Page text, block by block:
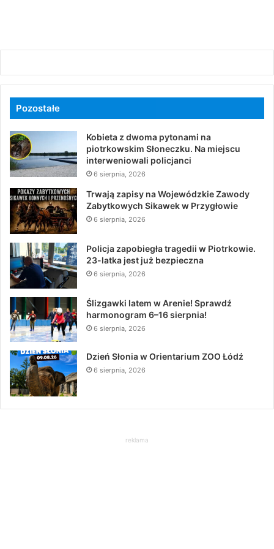
Pozostałe
Kobieta z dwoma pytonami na
piotrkowskim Słoneczku. Na miejscu
interweniowali policjanci
6 sierpnia, 2026
Trwają zapisy na Wojewódzkie Zawody
Zabytkowych Sikawek w Przygłowie
6 sierpnia, 2026
Policja zapobiegła tragedii w Piotrkowie.
23-latka jest już bezpieczna
6 sierpnia, 2026
Ślizgawki latem w Arenie! Sprawdź
harmonogram 6–16 sierpnia!
6 sierpnia, 2026
Dzień Słonia w Orientarium ZOO Łódź
6 sierpnia, 2026
reklama